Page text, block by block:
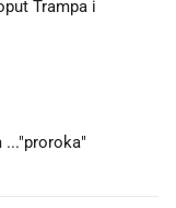
Trampa i
..."proroka"